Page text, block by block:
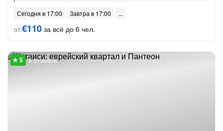
Сегодня в 17:00
Завтра в 17:00
от€110 за всё до 6 чел.
5 отзывов